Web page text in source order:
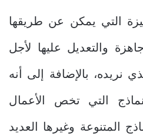
التي يمكن عن طريقها
والتعديل عليها لأجل
نريده، بالإضافة إلى أنه
التي تخص الأعمال
المتنوعة وغيرها العديد